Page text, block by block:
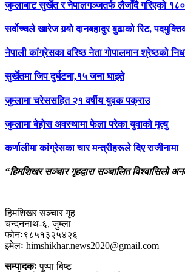
जुम्लाबाट सुर्खेत र नेपालगञ्जतर्फ लैजाँदै गरिएको १८०
सर्वोच्चले खारेज गर्‍यो दानबहादुर बुढाको रिट,
नेपाली कांग्रेसका वरिष्ठ नेता गोपालमान श्रेष्ठको
सुर्खेतमा जिप दुर्घटना,१५ जना घाइते
जुम्लामा चरेससहित २१ वर्षीय युवक पक्राउ
जुम्लामा बेहोस अवस्थामा फेला परेका युवाको मृत्यु
कर्णालीमा कांग्रेसका चार मन्त्रीहरूले दिए राजीनामा
“हिमशिखर सञ्चार गृहद्वारा सञ्चालित विश्वासिलो
हिमशिखर सञ्चार गृह
चन्दननाथ-६, जुम्ला
फोनः९८५१३२५४२६
इमेलः himshikhar.news2020@gmail.com
सम्पादकःपुष्पा बिष्ट